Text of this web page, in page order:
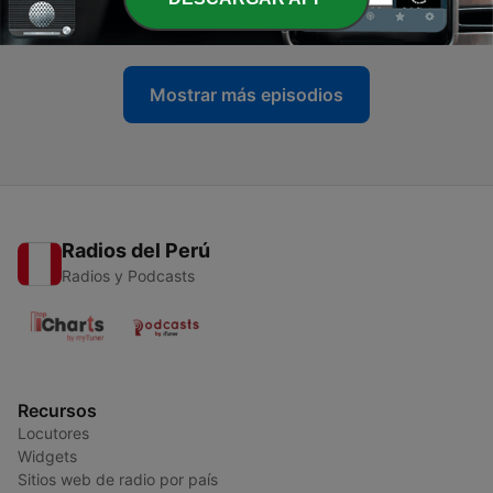
28 jul. 2023
Mostrar más episodios
Radios del Perú
Radios y Podcasts
Recursos
Locutores
Widgets
Sitios web de radio por país